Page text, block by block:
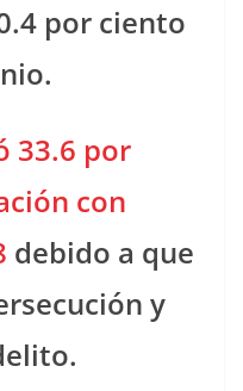
por ciento
33.6 por
con
debido a que
y